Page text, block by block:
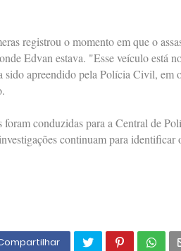
registrou o momento em que o
Edvan estava. "Esse veículo está
sido apreendido pela Polícia Civil, em
foram conduzidas para a Central de
continuam para identificar